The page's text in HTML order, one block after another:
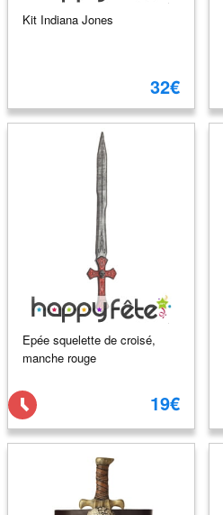
Kit Indiana Jones
32€
Epée squelette de croisé,
manche rouge
19€